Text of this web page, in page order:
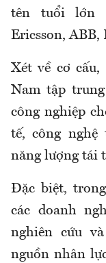
tên tuổi lớn
Ericsson,
Xét về cơ
Nam tập
công nghiệp
tế, công
năng lượng tái
Đặc biệt,
các doanh
nghiên cứu
nguồn nhân